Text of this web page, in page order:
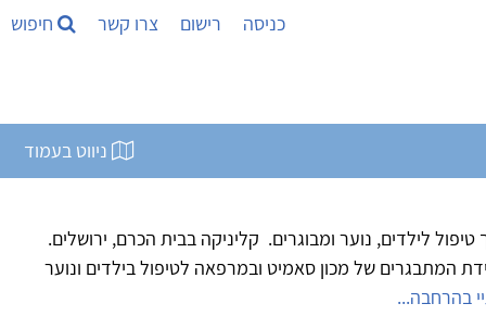
כניסה רישום צרו קשר חיפוש
ניווט בעמוד
טיפול לילדים, נוער ומבוגרים. קליניקה בבית הכרם, ירושלים.
המתבגרים של מכון סאמיט ובמרפאה לטיפול בילדים ונוער
בהרחבה...